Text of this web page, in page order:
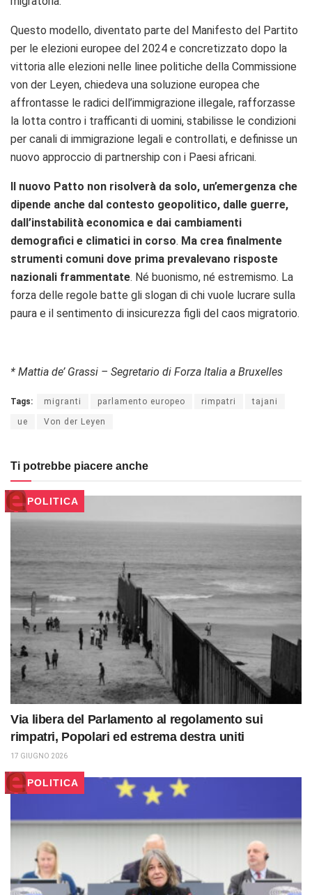
Questo modello, diventato parte del Manifesto del Partito
per le elezioni europee del 2024 e concretizzato dopo la
vittoria alle elezioni nelle linee politiche della Commissione
von der Leyen, chiedeva una soluzione europea che
affrontasse le radici dell’immigrazione illegale, rafforzasse
la lotta contro i trafficanti di uomini, stabilisse le condizioni
per canali di immigrazione legali e controllati, e definisse un
nuovo approccio di partnership con i Paesi africani.
Il nuovo Patto non risolverà da solo, un’emergenza che
dipende anche dal contesto geopolitico, dalle guerre,
dall’instabilità economica e dai cambiamenti
demografici e climatici in corso. Ma crea finalmente
strumenti comuni dove prima prevalevano risposte
nazionali frammentate. Né buonismo, né estremismo. La
forza delle regole batte gli slogan di chi vuole lucrare sulla
paura e il sentimento di insicurezza figli del caos migratorio.
* Mattia de’ Grassi – Segretario di Forza Italia a Bruxelles
Tags: migranti parlamento europeo rimpatri tajani
ue Von der Leyen
Ti potrebbe piacere anche
POLITICA
Via libera del Parlamento al regolamento sui
rimpatri, Popolari ed estrema destra uniti
17 GIUGNO 2026
POLITICA